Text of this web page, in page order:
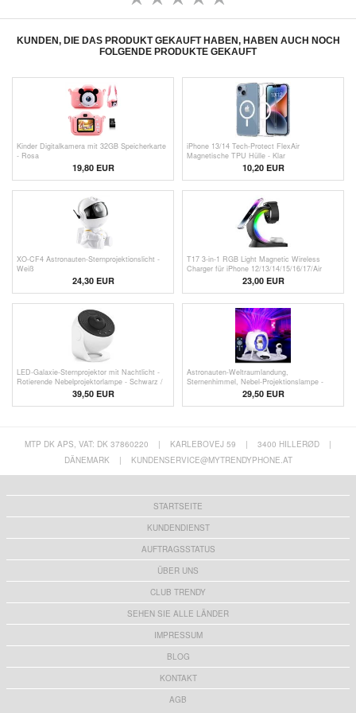
KUNDEN, DIE DAS PRODUKT GEKAUFT HABEN, HABEN AUCH NOCH
FOLGENDE PRODUKTE GEKAUFT
Kinder Digitalkamera mit 32GB Speicherkarte
- Rosa
19,80EUR
iPhone 13/14 Tech-Protect FlexAir
Magnetische TPU Hülle - Klar
10,20 EUR
XO-CF4 Astronauten-Sternprojektionslicht -
Weiß
24,30 EUR
T17 3-in-1 RGB Light Magnetic Wireless
Charger für iPhone 12/13/14/15/16/17/Air
Serie Desktop Schnellladestation Kompatibel
mit MagSafe - Schwarz
23,00EUR
LED-Galaxie-Sternprojektor mit Nachtlicht -
Rotierende Nebelprojektorlampe - Schwarz /
39,50EUR
Astronauten-Weltraumlandung,
Sternenhimmel, Nebel-Projektionslampe -
Schlafzimmer-Atmosphäre, Nachtlicht
29,50EUR
MTP DK APS, VAT: DK 37860220 | KARLEBOVEJ 59 | 3400 HILLERØD
|
DÄNEMARK
| KUNDENSERVICE@MYTRENDYPHONE.AT
STARTSEITE
KUNDENDIENST
AUFTRAGSSTATUS
ÜBER UNS
CLUB TRENDY
SEHEN SIE ALLE LÄNDER
IMPRESSUM
BLOG
KONTAKT
AGB